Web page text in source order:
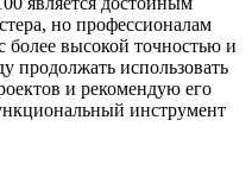
но профессионалам
более высокой точностью и
использовать
и рекомендую его
инструмент